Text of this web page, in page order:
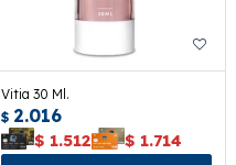
Vitia 30 Ml.
$ 2.016
$ 1.512 $ 1.714